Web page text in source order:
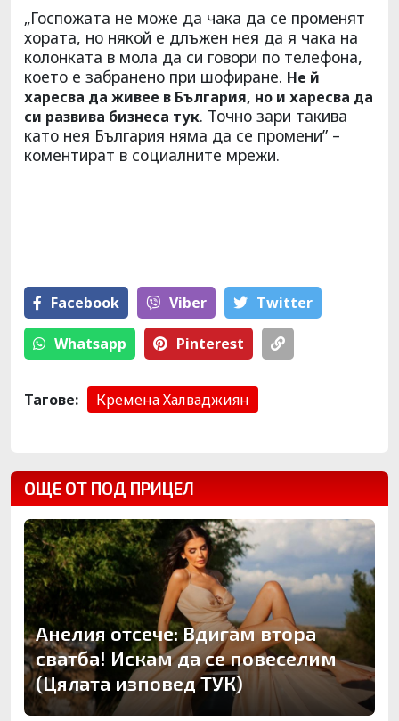
„Госпожата не може да чака да се променят
хората, но някой е длъжен нея да я чака на
колонката в мола да си говори по телефона,
което е забранено при шофиране. Не й
харесва да живее в България, но и харесва да
си развива бизнеса тук. Точно зари такива
като нея България няма да се промени” –
коментират в социалните мрежи.
Facebook Viber Тwitter
Whatsapp Pinterest
Тагове: Кремена Халваджиян
ОЩЕ ОТ ПОД ПРИЦЕЛ
Анелия отсече: Вдигам втора
сватба! Искам да се повеселим
(Цялата изповед ТУК)